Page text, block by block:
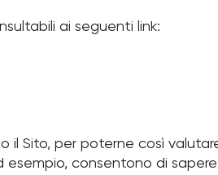
ai seguenti link:
Sito, per poterne così
consentono di